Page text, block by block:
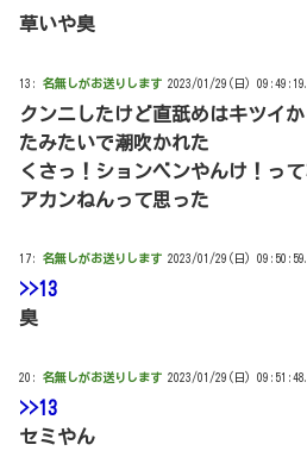
草いや臭
13: 名無しがお送りします 2023/01/29(日)
クンニしたけど直舐めはキツイ
たみたいで潮吹かれた
くさっ！ションベンやんけ！っ
アカンねんって思った
17: 名無しがお送りします 2023/01/29(日)
>>13
臭
20: 名無しがお送りします 2023/01/29(日)
>>13
セミやん